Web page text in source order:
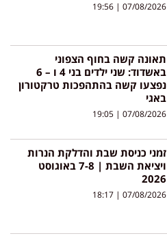
07/08/2026
תאונה קשה בחוף הצפוני
באשדוד: שני ילדים בני 4 ו – 6
נפצעו קשה בהתהפכות טרקטורון
באגי
07/08/2026
זמני כניסת שבת והדלקת הנרות
ויציאת השבת | 7-8 באוגוסט
2026
07/08/2026